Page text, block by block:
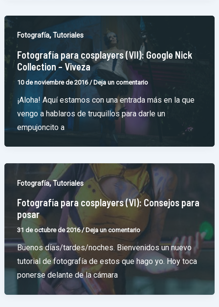
Fotografía,Tutoriales
Fotografía para cosplayers (VII): Google Nick
Collection – Viveza
10 de noviembre de 2016 / Deja un comentario
¡Aloha! Aquí estamos con una entrada más en la que
vengo a hablaros de truquillos para darle un
empujoncito a
Fotografía,Tutoriales
Fotografía para cosplayers (VI): Consejos para
posar
31 de octubre de 2016/Deja un comentario
Buenos días/tardes/noches. Bienvenidos un nuevo
tutorial de fotografía de estos que hago yo. Hoy toca
ponerse delante de la cámara